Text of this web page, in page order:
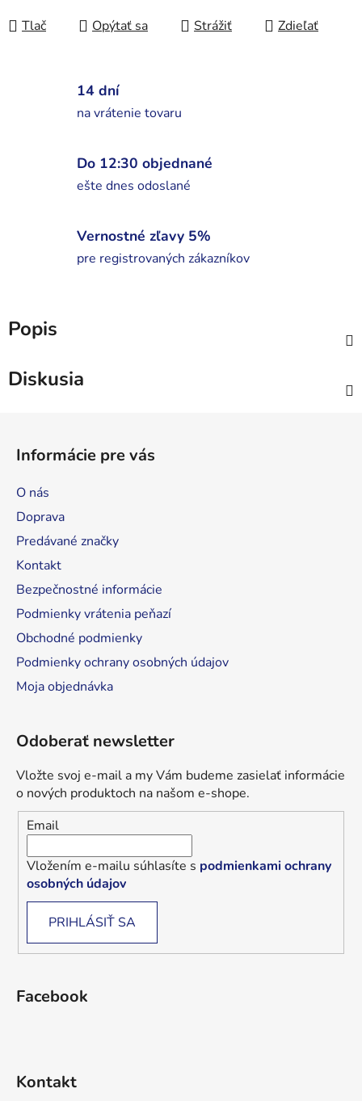
Tlač Opýtať sa Strážiť Zdieľať
14 dní
na vrátenie tovaru
Do 12:30 objednané
ešte dnes odoslané
Vernostné zľavy 5%
pre registrovaných zákazníkov
Popis
Diskusia
Informácie pre vás
O nás
Doprava
Predávané značky
Kontakt
Bezpečnostné informácie
Podmienky vrátenia peňazí
Obchodné podmienky
Podmienky ochrany osobných údajov
Moja objednávka
Odoberať newsletter
Vložte svoj e-mail a my Vám budeme zasielať informácie
o nových produktoch na našom e-shope.
Email
Vložením e-mailu súhlasíte s podmienkami ochrany
osobných údajov
PRIHLÁSIŤ SA
Facebook
Kontakt